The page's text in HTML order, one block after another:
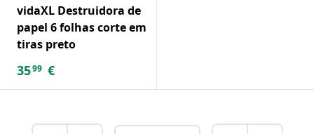
vidaXL Destruidora de
papel 6 folhas corte em
tiras preto
3599 €